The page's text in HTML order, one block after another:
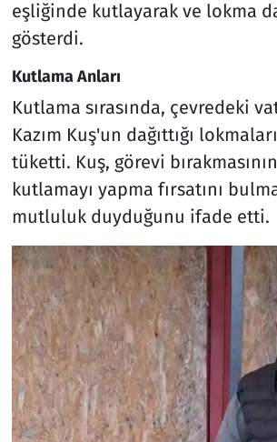
eşliğinde kutlayarak ve lokma
gösterdi.
Kutlama Anları
Kutlama sırasında, çevredeki
Kazım Kuş'un dağıttığı
tüketti. Kuş, görevi
kutlamayı yapma fırsatını
mutluluk duyduğunu ifade etti.